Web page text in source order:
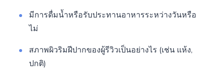
มีการดื่มน้ำหรือรับประทานอาหารระหว่างวันหรือ
ไม่
สภาพผิวริมฝีปากของผู้รีวิวเป็นอย่างไร (เช่น แห้ง,
ปกติ)